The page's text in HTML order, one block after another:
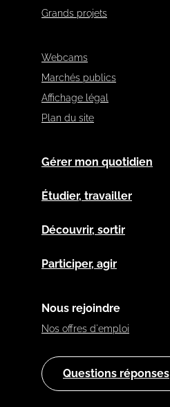
Grands projets
Webcams
Marchés publics
Affichage légal
Plan du site
Gérer mon quotidien
Étudier, travailler
Découvrir, sortir
Participer, agir
Nous rejoindre
Nos offres d'emploi
Questions réponses